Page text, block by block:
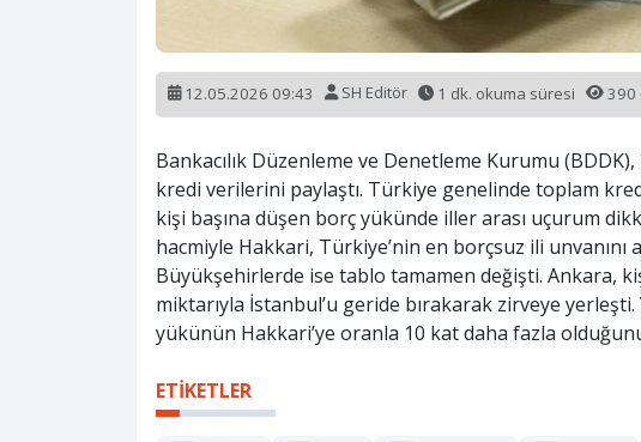
12.05.2026 09:43 SH Editör 1 dk. okuma süresi 390
Bankacılık Düzenleme ve Denetleme Kurumu
kredi verilerini paylaştı. Türkiye genelinde toplam
kişi başına düşen borç yükünde iller arası uçurum
hacmiyle Hakkari, Türkiye’nin en borçsuz ili unvanını
Büyükşehirlerde ise tablo tamamen değişti. Ankara,
miktarıyla İstanbul’u geride bırakarak zirveye
yükünün Hakkari’ye oranla 10 kat daha fazla
ETİKETLER